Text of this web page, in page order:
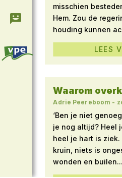
misschien
Hem. Zou de
houding kunnen
LEES
Waarom
Adrie Peereboom -
‘Ben je niet
je nog altijd? Heel
heel je hart is
kruin, niets is
wonden en builen...
Contact & Informatie